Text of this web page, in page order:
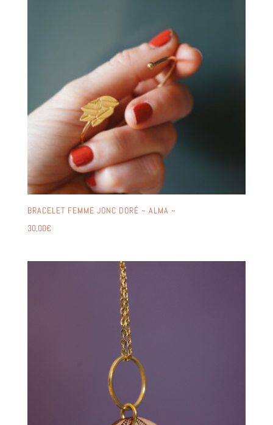
BRACELET FEMME JONC DORÉ ~ ALMA ~
30,00€